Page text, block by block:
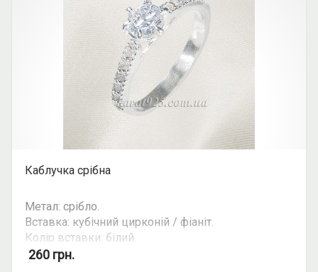
Каблучка срібна
Метал: срібло.
Вставка: кубічний цирконій / фіаніт.
Колір вставки: білий.
Вид: з 1 камінням.
260 грн.